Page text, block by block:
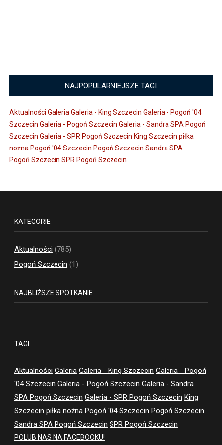
NAJPOPULARNIEJSZE TAGI
Aktualności GaleriaGaleria - King Szczecin Galeria - Pogoń '04
Szczecin Galeria - Pogoń Szczecin Galeria - Sandra SPA Pogoń
Szczecin Galeria - SPR Pogoń Szczecin King Szczecin piłka
nożna Pogoń '04 Szczecin Pogoń Szczecin Sandra SPA
Pogoń Szczecin SPR Pogoń Szczecin
KATEGORIE
Aktualności (785)
Pogoń Szczecin (1)
NAJBLIŻSZE SPOTKANIE
TAGI
Aktualności Galeria Galeria - King Szczecin Galeria - Pogoń
'04 Szczecin Galeria - Pogoń Szczecin Galeria - Sandra
SPA Pogoń Szczecin Galeria - SPR Pogoń Szczecin King
Szczecin piłka nożna Pogoń '04 Szczecin Pogoń Szczecin
Sandra SPA Pogoń Szczecin SPR Pogoń Szczecin
POLUB NAS NA FACEBOOKU!